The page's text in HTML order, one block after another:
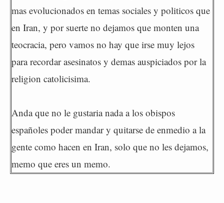
mas evolucionados en temas sociales y politicos que
en Iran, y por suerte no dejamos que monten una
teocracia, pero vamos no hay que irse muy lejos
para recordar asesinatos y demas auspiciados por la
religion catolicisima.
Anda que no le gustaria nada a los obispos
españoles poder mandar y quitarse de enmedio a la
gente como hacen en Iran, solo que no les dejamos,
memo que eres un memo.